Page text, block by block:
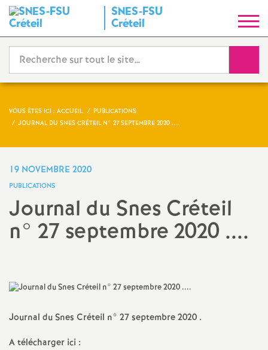
SNES-FSU
Créteil
y
n
i
a
t
t
VOUS ÊTES ICI : ACCUEIL
PUBLICATIONS
JOURNAL DU SNES CRÉTEIL N° 27 SEPTEMBRE 2020 ....
19 NOVEMBRE 2020
PUBLICATIONS
Journal du Snes Créteil
n° 27 septembre 2020 ....
Journal du Snes Créteil n° 27 septembre 2020 .
A télécharger ici :